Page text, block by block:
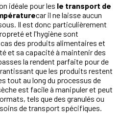
idéale pour les le transport de
car il ne laisse aucun
Il est donc particulièrement
et l'hygiène sont
des produits alimentaires et
et sa capacité à maintenir des
la rendent parfaite pour de
que les produits restent
tout au long du processus de
est facile à manipuler et peut
tels que des granulés ou
de transport spécifiques.